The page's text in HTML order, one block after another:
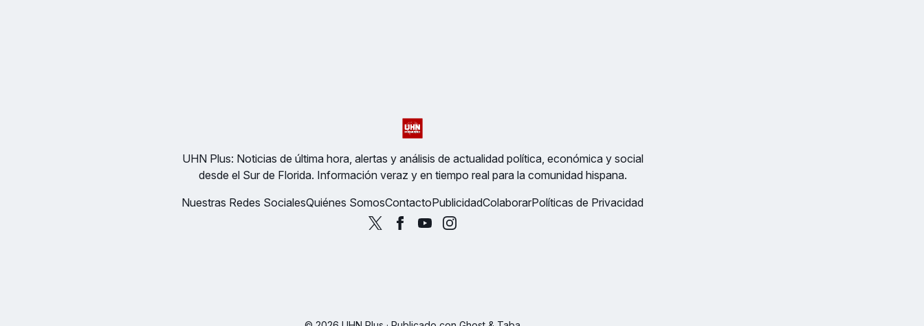
UHN Plus: Noticias de última hora, alertas y análisis de actualidad política, económica y social
desde el Sur de Florida. Información veraz y en tiempo real para la comunidad hispana.
Nuestras Redes SocialesQuiénes SomosContactoPublicidadColaborarPolíticas de Privacidad